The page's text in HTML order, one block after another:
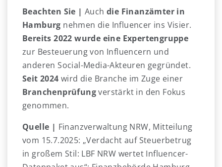
Beachten Sie | Auch die Finanzämter in
Hamburg nehmen die Influencer ins Visier.
Bereits 2022 wurde eine Expertengruppe
zur Besteuerung von Influencern und
anderen Social-Media-Akteuren gegründet.
Seit 2024 wird die Branche im Zuge einer
Branchenprüfungverstärkt in den Fokus
genommen.
Quelle | Finanzverwaltung NRW, Mitteilung
vom 15.7.2025: „Verdacht auf Steuerbetrug
in großem Stil: LBF NRW wertet Influencer-